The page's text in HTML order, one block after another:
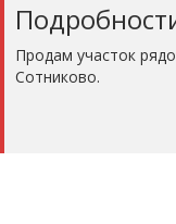
Продам участок
Сотниково.